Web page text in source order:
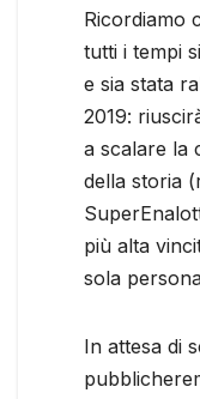
Ricordiamo
tutti i tempi
e sia stata
2019:
a scalare la
della storia
più alta
sola
In attesa di